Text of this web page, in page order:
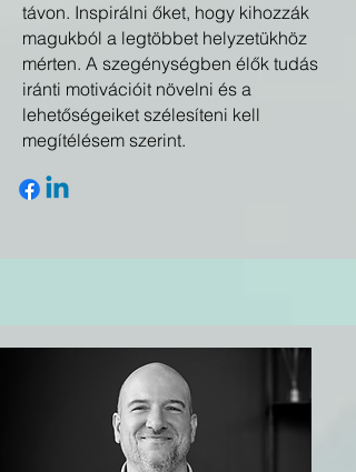
távon. Inspirálni őket, hogy kihozzák
magukból a legtöbbet helyzetükhöz
mérten. A szegénységben élők tudás
iránti motivációit növelni és a
lehetőségeiket szélesíteni kell
megítélésem szerint.